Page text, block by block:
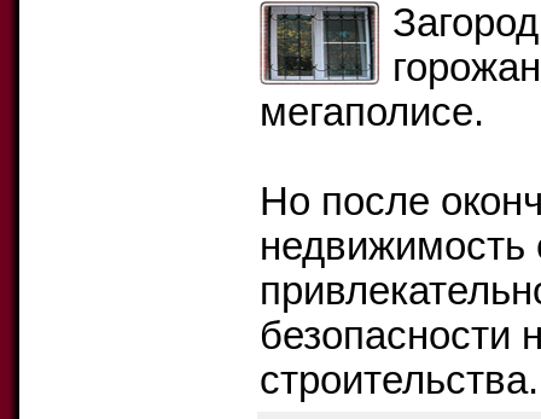
мегаполисе.
Но после
недвижимость
безопасности
строительства.